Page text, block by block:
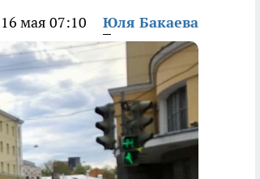
16 мая 07:10 Юля Бакаева